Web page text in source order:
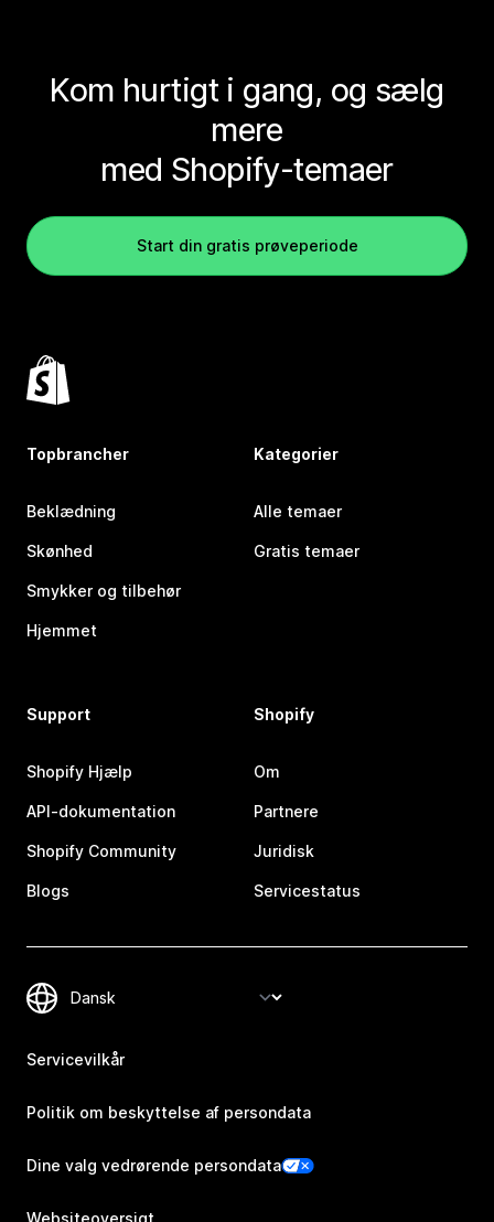
Kom hurtigt i gang, og sælg
mere
med Shopify-temaer
Start din gratis prøveperiode
Topbrancher
Beklædning
Skønhed
Smykker og tilbehør
Hjemmet
Kategorier
Alle temaer
Gratis temaer
Support
Shopify Hjælp
API-dokumentation
Shopify Community
Blogs
Shopify
Om
Partnere
Juridisk
Servicestatus
Servicevilkår
Politik om beskyttelse af persondata
Dine valg vedrørende persondata